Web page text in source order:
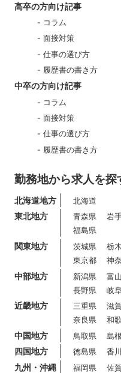
高卒の方向け記事
コラム
面接対策
仕事の選び方
履歴書の書き方
中卒の方向け記事
コラム
面接対策
仕事の選び方
履歴書の書き方
勤務地から求人を探
北海道地方 北海道
東北地方 青森県 岩
福島県
関東地方 茨城県 栃
東京都
神
中部地方 新潟県 富
長野県
岐
近畿地方 三重県 滋
奈良県
和
中国地方 鳥取県 島
四国地方 徳島県 香
九州・沖縄
福岡県 佐